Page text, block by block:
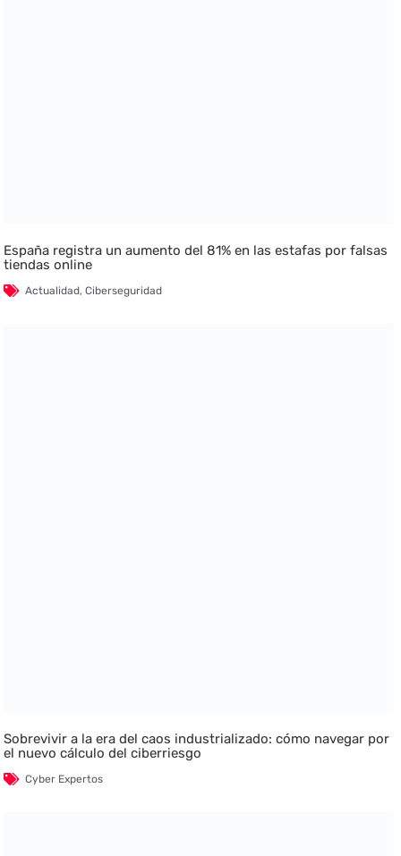
España registra un aumento del 81% en las estafas por falsas
tiendas online
Actualidad,Ciberseguridad
Sobrevivir a la era del caos industrializado: cómo navegar por
el nuevo cálculo del ciberriesgo
Cyber Expertos